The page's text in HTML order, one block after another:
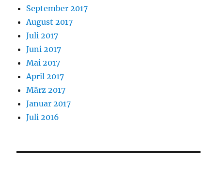
September 2017
August 2017
Juli 2017
Juni 2017
Mai 2017
April 2017
März 2017
Januar 2017
Juli 2016